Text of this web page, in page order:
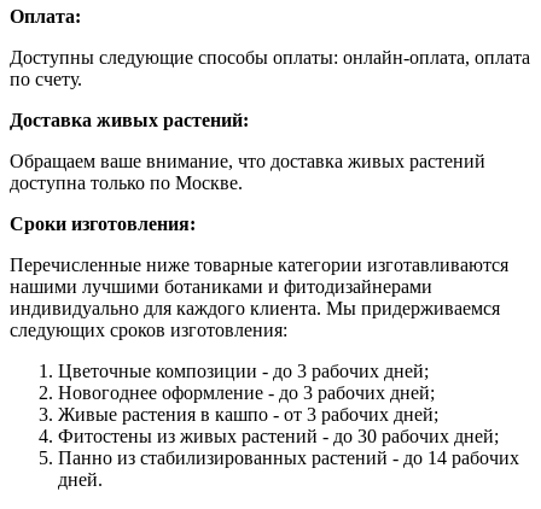
Оплата:
Доступны следующие способы оплаты: онлайн-оплата, оплата
по счету.
Доставка живых растений:
Обращаем ваше внимание, что доставка живых растений
доступна только по Москве.
Сроки изготовления:
Перечисленные ниже товарные категории изготавливаются
нашими лучшими ботаниками и фитодизайнерами
индивидуально для каждого клиента. Мы придерживаемся
следующих сроков изготовления:
Цветочные композиции - до 3 рабочих дней;
Новогоднее оформление - до 3 рабочих дней;
Живые растения в кашпо - от 3 рабочих дней;
Фитостены из живых растений - до 30 рабочих дней;
Панно из стабилизированных растений - до 14 рабочих
дней.